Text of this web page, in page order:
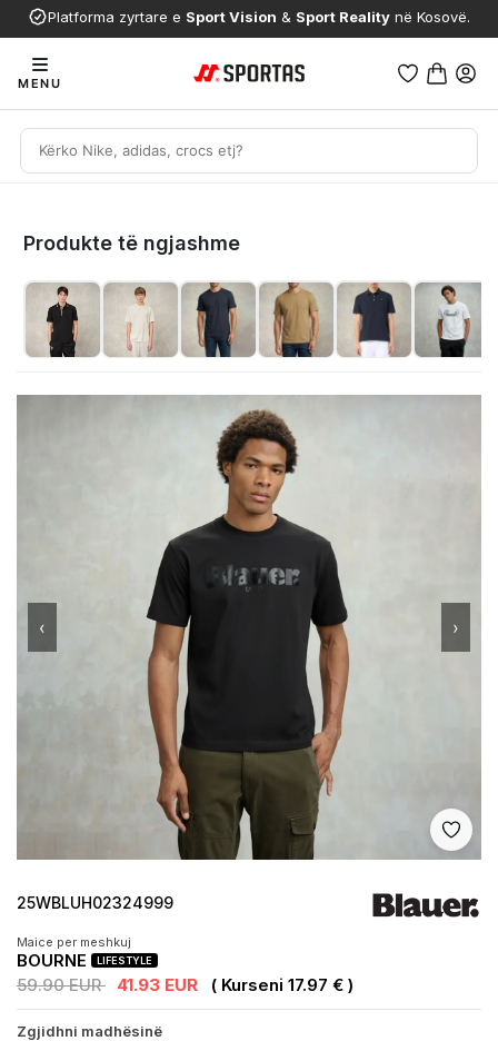
Platforma zyrtare e Sport Vision & Sport Reality në Kosovë.
MENU
Produkte të ngjashme
Shto
‹ ›
25WBLUH02324999
Maice per meshkuj
BOURNE LIFESTYLE
59.90 EUR 41.93 EUR ( Kurseni 17.97 € )
Zgjidhni madhësinë